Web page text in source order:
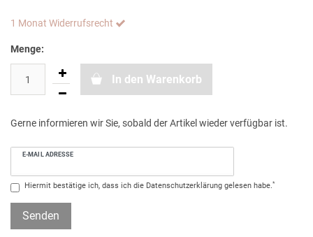
1 Monat Widerrufsrecht
Menge:
In den Warenkorb
Gerne informieren wir Sie, sobald der Artikel wieder verfügbar ist.
E-MAIL ADRESSE
Hiermit bestätige ich, dass ich die Daten­schutz­erklärung gelesen habe.*
Senden